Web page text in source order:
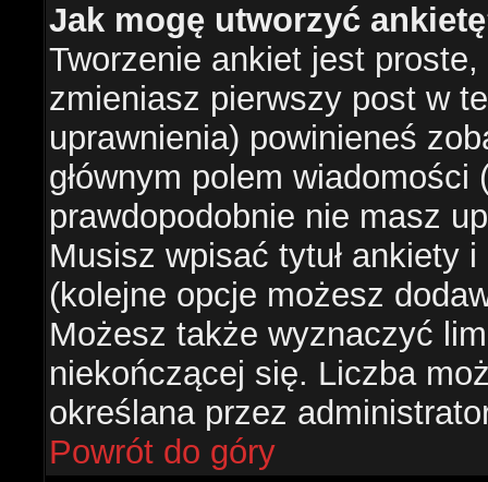
Jak mogę utworzyć
Tworzenie ankiet jest
zmieniasz pierwszy post w
uprawnienia) powinieneś
głównym polem
prawdopodobnie nie masz
Musisz wpisać tytuł ankiety
(kolejne opcje możesz
Możesz także wyznaczyć
niekończącej się. Liczba
określana przez
Powrót do góry